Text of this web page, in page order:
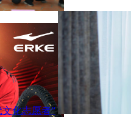
化志愿者”